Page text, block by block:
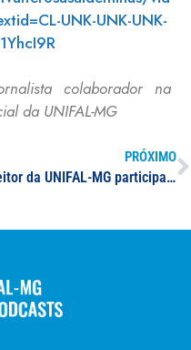
UNK-UNK-UNK-
colaborador na
da UNIFAL-MG
PRÓXIMO
Reitor da UNIFAL-MG participa de reunião do Foripes com deputada federal Duda Salabert; encontro é divulgado em canal de mídia regional